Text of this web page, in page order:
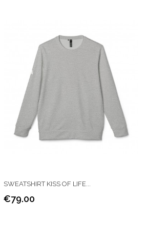
SWEATSHIRT KISS OF LIFE...
Price
€79.00